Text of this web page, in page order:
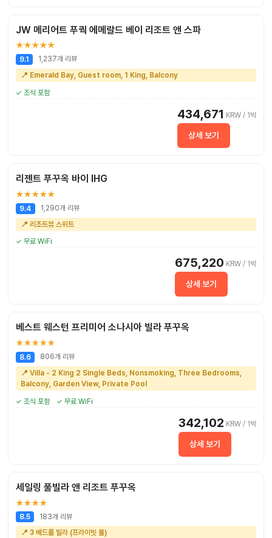
JW 메리어트 푸쿽 에메랄드 베이 리조트 앤 스파
★★★★★
9.1
1,237개 리뷰
📍 Emerald Bay, Guest room, 1 King, Balcony
✓ 조식 포함
434,671 KRW / 1박
상세 보기
리젠트 푸꾸옥 바이 IHG
★★★★★
9.4
1,290개 리뷰
📍 리조트뷰 스위트
✓ 무료 WiFi
675,220 KRW / 1박
상세 보기
베스트 웨스턴 프리미어 소나시아 빌라 푸꾸옥
★★★★★
8.6
806개 리뷰
📍 Villa - 2 King 2 Single Beds, Nonsmoking, Three Bedrooms,
Balcony, Garden View, Private Pool
✓ 조식 포함 ✓ 무료 WiFi
342,102 KRW / 1박
상세 보기
세일링 풀빌라 앤 리조트 푸꾸옥
★★★★
8.5
183개 리뷰
📍 3 베드룸 빌라 (프라이빗 풀)